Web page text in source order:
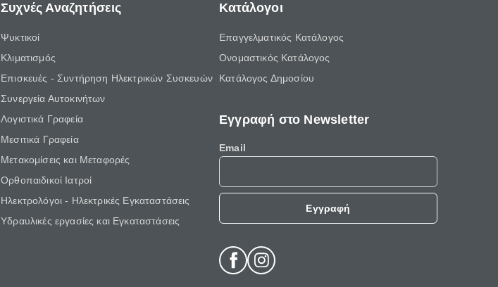
Συχνές Αναζητήσεις
Ψυκτικοί
Κλιματισμός
Επισκευές - Συντήρηση Ηλεκτρικών Συσκευών
Συνεργεία Αυτοκινήτων
Λογιστικά Γραφεία
Μεσιτικά Γραφεία
Μετακομίσεις και Μεταφορές
Ορθοπαιδικοί Ιατροί
Ηλεκτρολόγοι - Ηλεκτρικές Εγκαταστάσεις
Υδραυλικές εργασίες και Εγκαταστάσεις
Κατάλογοι
Επαγγελματικός Κατάλογος
Ονομαστικός Κατάλογος
Κατάλογος Δημοσίου
Εγγραφή στο Newsletter
Email
Εγγραφή